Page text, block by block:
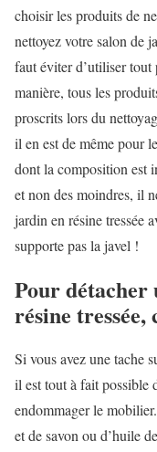
choisir les produits de
nettoyez votre salon de
faut éviter d’utiliser
manière, tous les
proscrits lors du
il en est de même pour
dont la composition est
et non des moindres, il
jardin en résine tressée
supporte pas la javel !
Pour détacher
résine
Si vous avez une tache
il est tout à fait possible
endommager le
et de savon ou d’huile